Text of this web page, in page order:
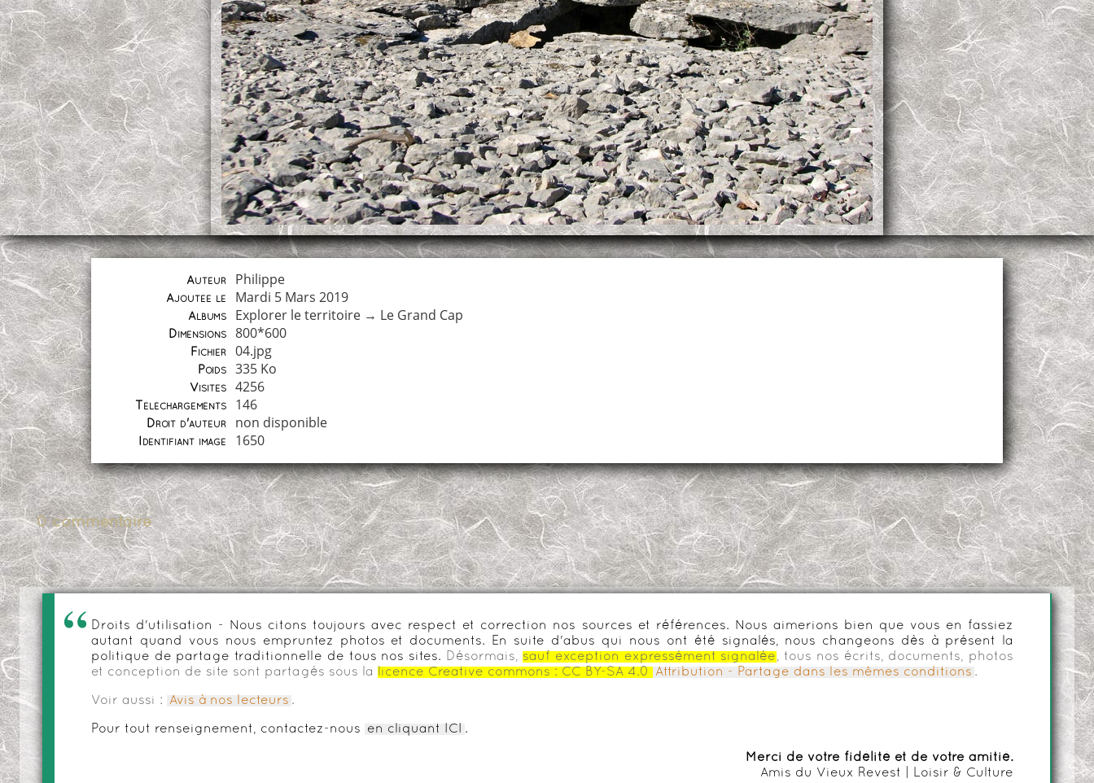
Auteur Philippe
Ajoutée le Mardi 5 Mars 2019
Albums Explorer le territoire → Le Grand Cap
Dimensions 800*600
Fichier 04.jpg
Poids 335 Ko
Visites 4256
Téléchargements 146
Droit d'auteur non disponible
Identifiant image 1650
0 commentaire
Droits d'utilisation - Nous citons toujours avec respect et correction nos sources et références. Nous aimerions bien que vous en fassiez
autant quand vous nous empruntez photos et documents. En suite d'abus qui nous ont été signalés, nous changeons dès à présent la
politique de partage traditionnelle de tous nos sites.
Désormais, sauf exception expressément signalée , tous nos écrits, documents, photos
et conception de site sont partagés sous la
licence Creative commons : CC BY-SA 4.0 Attribution - Partage dans les mêmes conditions .
Voir aussi : Avis à nos lecteurs .
Pour tout renseignement, contactez-nous en cliquant ICI .
Merci de votre fidélité et de votre amitié.
Amis du Vieux Revest | Loisir & Culture